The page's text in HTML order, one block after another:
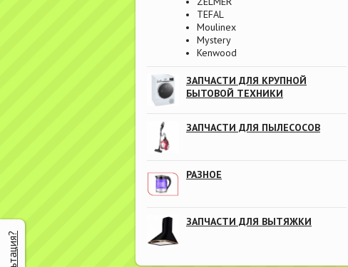
TEFAL
Moulinex
Mystery
Kenwood
ЗАПЧАСТИ ДЛЯ КРУПНОЙ
БЫТОВОЙ ТЕХНИКИ
ЗАПЧАСТИ ДЛЯ ПЫЛЕСОСОВ
РАЗНОЕ
ЗАПЧАСТИ ДЛЯ ВЫТЯЖКИ